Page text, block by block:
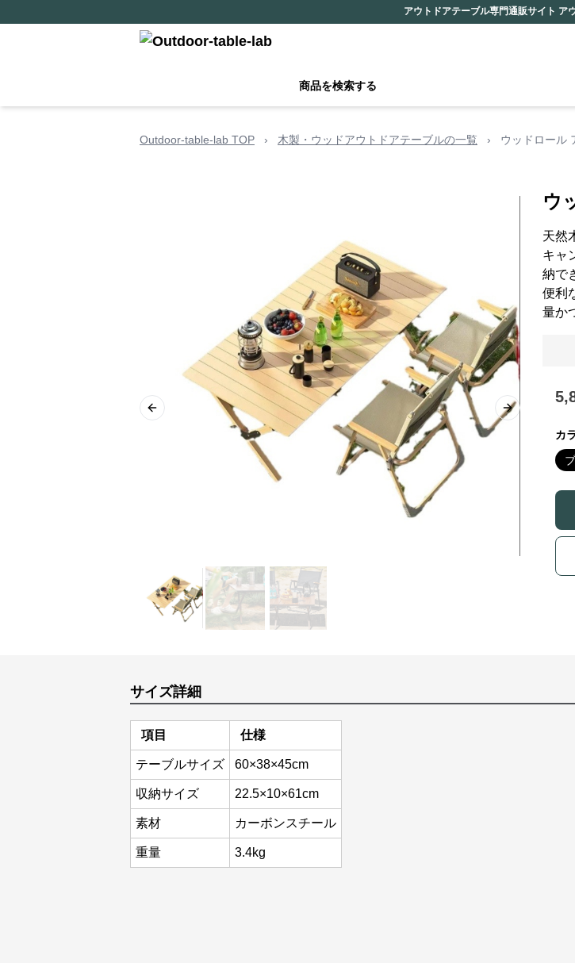
アウトドアテーブル専門通販サイト ア
商品を検索する
Outdoor-table-lab TOP › 木製・ウッドアウトドアテーブルの一覧 › ウッドロール
Previous slide Next slide
ウ
天然
キャ
納で
便利
量か
カ
サイズ詳細
項目 仕様
テーブルサイズ 60×38×45cm
収納サイズ 22.5×10×61cm
素材 カーボンスチール
重量 3.4kg